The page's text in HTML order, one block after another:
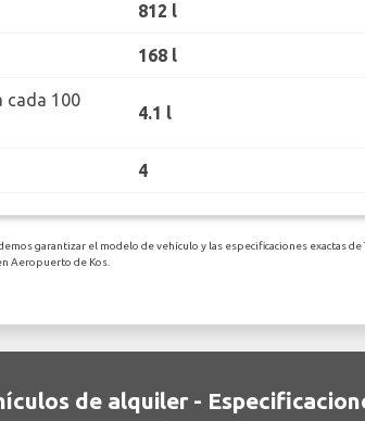
812 l
168 l
cada 100
4.1 l
4
garantizar el modelo de vehículo y las especificaciones exactas
Aeropuerto de Kos.
de alquiler -